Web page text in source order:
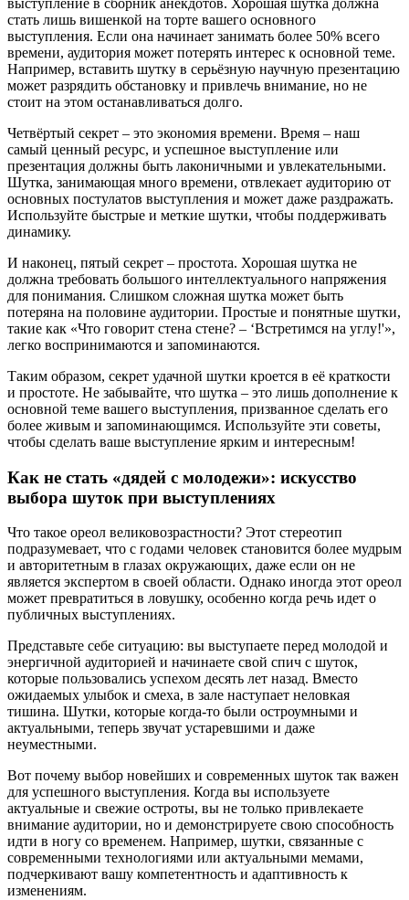
выступление в сборник анекдотов. Хорошая шутка должна
стать лишь вишенкой на торте вашего основного
выступления. Если она начинает занимать более 50% всего
времени, аудитория может потерять интерес к основной теме.
Например, вставить шутку в серьёзную научную презентацию
может разрядить обстановку и привлечь внимание, но не
стоит на этом останавливаться долго.
Четвёртый секрет – это экономия времени. Время – наш
самый ценный ресурс, и успешное выступление или
презентация должны быть лаконичными и увлекательными.
Шутка, занимающая много времени, отвлекает аудиторию от
основных постулатов выступления и может даже раздражать.
Используйте быстрые и меткие шутки, чтобы поддерживать
динамику.
И наконец, пятый секрет – простота. Хорошая шутка не
должна требовать большого интеллектуального напряжения
для понимания. Слишком сложная шутка может быть
потеряна на половине аудитории. Простые и понятные шутки,
такие как «Что говорит стена стене? – ‘Встретимся на углу!'»,
легко воспринимаются и запоминаются.
Таким образом, секрет удачной шутки кроется в её краткости
и простоте. Не забывайте, что шутка – это лишь дополнение к
основной теме вашего выступления, призванное сделать его
более живым и запоминающимся. Используйте эти советы,
чтобы сделать ваше выступление ярким и интересным!
Как не стать «дядей с молодежи»: искусство
выбора шуток при выступлениях
Что такое ореол великовозрастности? Этот стереотип
подразумевает, что с годами человек становится более мудрым
и авторитетным в глазах окружающих, даже если он не
является экспертом в своей области. Однако иногда этот ореол
может превратиться в ловушку, особенно когда речь идет о
публичных выступлениях.
Представьте себе ситуацию: вы выступаете перед молодой и
энергичной аудиторией и начинаете свой спич с шуток,
которые пользовались успехом десять лет назад. Вместо
ожидаемых улыбок и смеха, в зале наступает неловкая
тишина. Шутки, которые когда-то были остроумными и
актуальными, теперь звучат устаревшими и даже
неуместными.
Вот почему выбор новейших и современных шуток так важен
для успешного выступления. Когда вы используете
актуальные и свежие остроты, вы не только привлекаете
внимание аудитории, но и демонстрируете свою способность
идти в ногу со временем. Например, шутки, связанные с
современными технологиями или актуальными мемами,
подчеркивают вашу компетентность и адаптивность к
изменениям.